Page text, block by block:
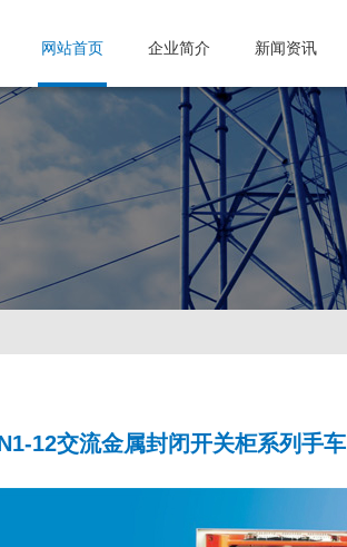
网站首页 企业简介 新闻资讯
12交流金属封闭开关柜系列手车